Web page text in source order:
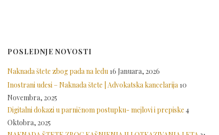
POSLEDNJE NOVOSTI
Naknada štete zbog pada na ledu 16 Januara, 2026
Inostrani udesi – Naknada štete | Advokatska kancelarija 10
Novembra, 2025
Digitalni dokazi u parničnom postupku- mejlovi i prepiske 4
Oktobra, 2025